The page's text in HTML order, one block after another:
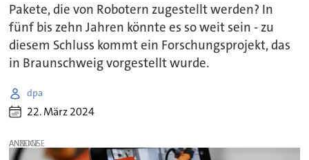
Pakete, die von Robotern zugestellt werden? In
fünf bis zehn Jahren könnte es so weit sein - zu
diesem Schluss kommt ein Forschungsprojekt, das
in Braunschweig vorgestellt wurde.
dpa
22. März 2024
ANZEIGE